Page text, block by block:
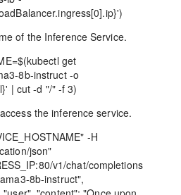
of the Inference Service.
get
8b-instruct -o
| cut -d "/" -f 3)
the inference service.
-H
json"
v1/chat/completions
8b-instruct",